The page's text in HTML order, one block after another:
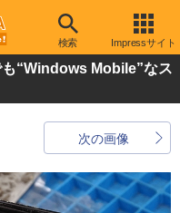
検索 Impressサイト
“Windows Mobile”なス
次の画像